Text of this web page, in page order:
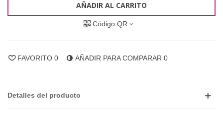
AÑADIR AL CARRITO
Código QR
FAVORITO 0 AÑADIR PARA COMPARAR 0
Detalles del producto